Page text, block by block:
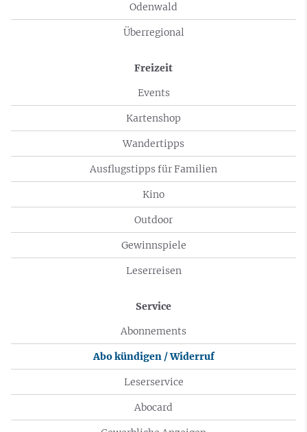
Odenwald
Überregional
Freizeit
Events
Kartenshop
Wandertipps
Ausflugstipps für Familien
Kino
Outdoor
Gewinnspiele
Leserreisen
Service
Abonnements
Abo kündigen / Widerruf
Leserservice
Abocard